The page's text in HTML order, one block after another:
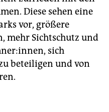
Diese sehen eine
vor, größere
mehr Sichtschutz und
sich
beteiligen und von